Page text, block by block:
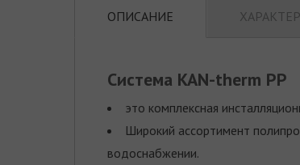
ОПИСАНИЕ
Система KAN-therm PP
это комплексная
Широкий ассортимент
водоснабжении.